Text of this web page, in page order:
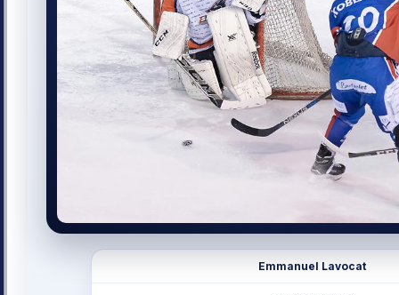
Emmanuel Lavocat